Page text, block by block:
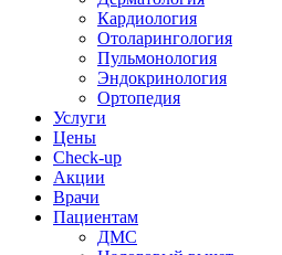
Кардиология
Отоларингология
Пульмонология
Эндокринология
Ортопедия
Услуги
Цены
Check-up
Акции
Врачи
Пациентам
ДМС